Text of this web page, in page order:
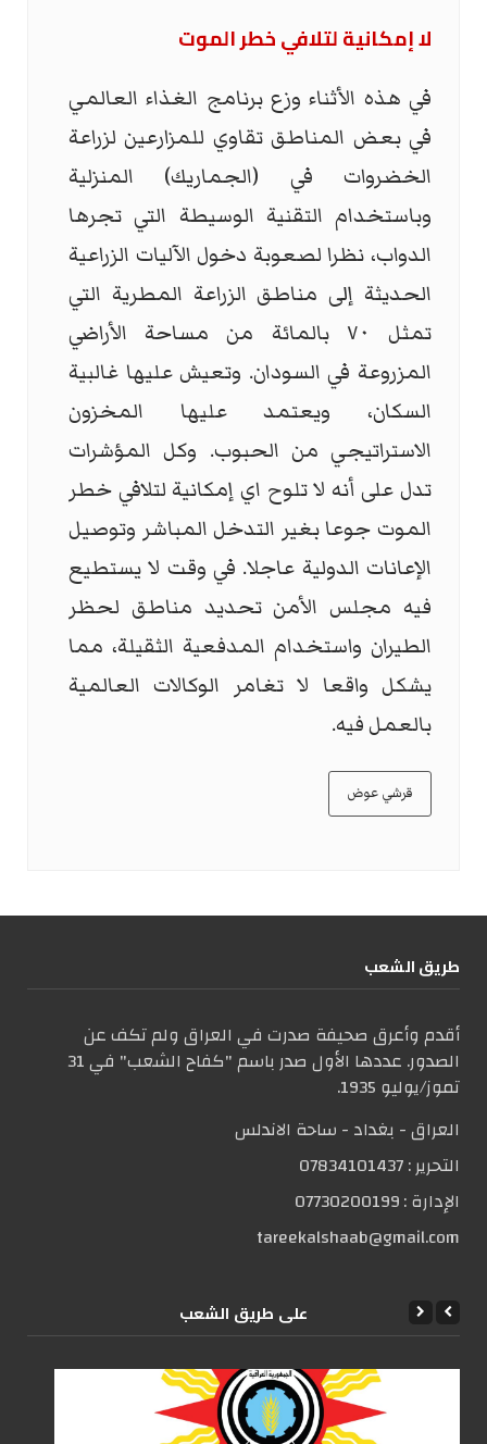
لا إمكانية لتلافي خطر الموت
في هذه الأثناء وزع برنامج الغذاء العالمي
في بعض المناطق تقاوي للمزارعين لزراعة
الخضروات في (الجماريك) المنزلية
وباستخدام التقنية الوسيطة التي تجرها
الدواب، نظرا لصعوبة دخول الآليات الزراعية
الحديثة إلى مناطق الزراعة المطرية التي
تمثل ٧٠ بالمائة من مساحة الأراضي
المزروعة في السودان. وتعيش عليها غالبية
السكان، ويعتمد عليها المخزون
الاستراتيجي من الحبوب. وكل المؤشرات
تدل على أنه لا تلوح اي إمكانية لتلافي خطر
الموت جوعا بغير التدخل المباشر وتوصيل
الإعانات الدولية عاجلا. في وقت لا يستطيع
فيه مجلس الأمن تحديد مناطق لحظر
الطيران واستخدام المدفعية الثقيلة، مما
يشكل واقعا لا تغامر الوكالات العالمية
بالعمل فيه.
قرشي عوض
طریق الشعب
أقدم وأعرق صحيفة صدرت في العراق ولم تكف عن
الصدور. عددها الأول صدر باسم "كفاح الشعب" في 31
تموز/يوليو 1935.
العراق - بغداد - ساحة الاندلس
التحریر :07834101437
الإدارة :07730200199
tareekalshaab@gmail.com
علی طریق الشعب